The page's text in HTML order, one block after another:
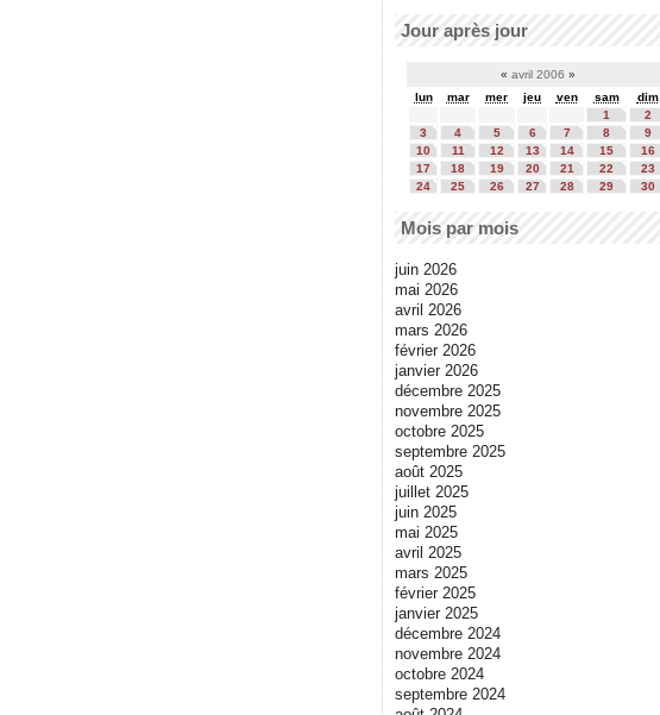
Jour après jour
« avril 2006 »
lun
mar mer jeu ven sam
dim
1
2
3
4 5 6 7 8
9
10
11 12 13 14 15
16
17
18 19 20 21 22
23
24
25 26 27 28 29 30
Mois par mois
juin 2026
mai 2026
avril 2026
mars 2026
février 2026
janvier 2026
décembre 2025
novembre 2025
octobre 2025
septembre 2025
août 2025
juillet 2025
juin 2025
mai 2025
avril 2025
mars 2025
février 2025
janvier 2025
décembre 2024
novembre 2024
octobre 2024
septembre 2024